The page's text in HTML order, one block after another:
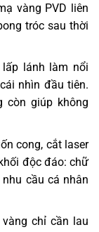
vàng PVD liên
tróc sau thời
lánh làm nổi
nhìn đầu tiên.
còn giúp không
cong, cắt laser
độc đáo: chữ
cầu cá nhân
chỉ cần lau